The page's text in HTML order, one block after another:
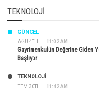
TEKNOLOJI
AĞU 4TH 11:02 AM
GÜNCEL
Gayrimenkulün Değerine Giden
Başlıyor
TEM 30TH 11:42 AM
TEKNOLOJİ